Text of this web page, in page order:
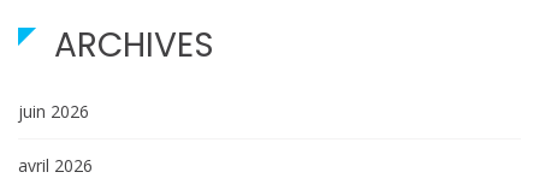
ARCHIVES
juin 2026
avril 2026